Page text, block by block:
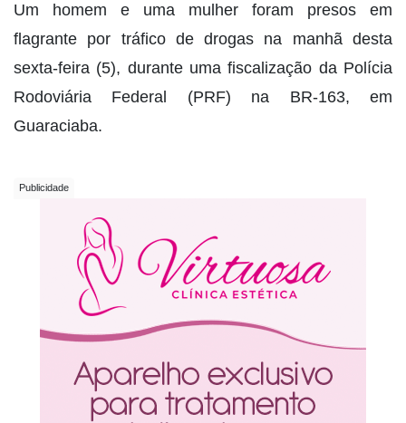
Um homem e uma mulher foram presos em
flagrante por tráfico de drogas na manhã desta
sexta-feira (5), durante uma fiscalização da Polícia
Rodoviária Federal (PRF) na BR-163, em
Guaraciaba.